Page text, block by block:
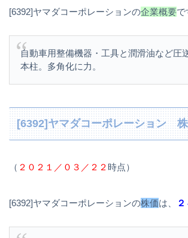
[6392]ヤマダコーポレーションの企業概要で
自動車用整備機器・工具と潤滑油など圧
本柱。多角化に力。
[6392]ヤマダコーポレーション
（ ２０２１／０３／２２時点）
[6392]ヤマダコーポレーションの株価は、